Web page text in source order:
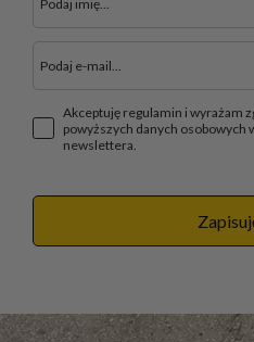
Akceptuję regulamin i wyrażam
powyższych danych osobowych
newslettera.